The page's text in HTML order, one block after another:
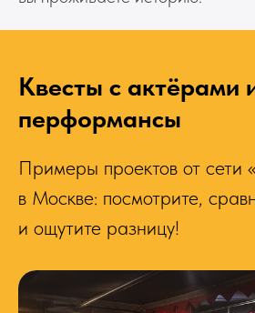
Квесты с актёрами
перформансы
Примеры проектов от сети
в Москве: посмотрите,
и ощутите разницу!